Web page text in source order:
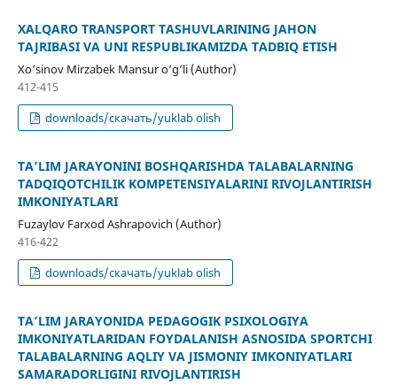
XALQARO TRANSPORT TASHUVLARINING JAHON
TAJRIBASI VA UNI RESPUBLIKAMIZDA TADBIQ ETISH
Xo‘sinov Mirzabek Mansur o‘g‘li (Author)
412-415
downloads/скачать/yuklab olish
TA’LIM JARAYONINI BOSHQARISHDA TALABALARNING
TADQIQOTCHILIK KOMPETENSIYALARINI RIVOJLANTIRISH
IMKONIYATLARI
Fuzaylov Farxod Ashrapovich (Author)
416-422
downloads/скачать/yuklab olish
TA’LIM JARAYONIDA PEDAGOGIK PSIXOLOGIYA
IMKONIYATLARIDAN FOYDALANISH ASNOSIDA SPORTCHI
TALABALARNING AQLIY VA JISMONIY IMKONIYATLARI
SAMARADORLIGINI RIVOJLANTIRISH